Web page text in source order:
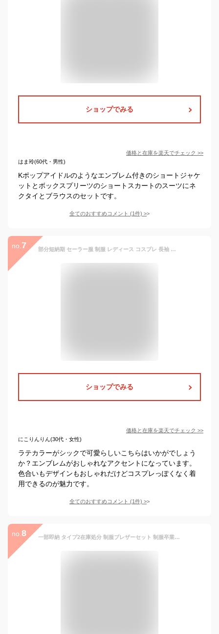
ショップでみる
価格と在庫を楽天でチェック >>
はま玲(60代・男性)
Kポップアイドルのようなエンブレム付きのショートジャケ
ットとボックスプリーツのショートスカートのスーツにネ
クタイとブラウスのセットです。
全てのおすすめコメント (1件) >
no. 7 部分短納期 セーラー服 制服 レディース コスプレ 長袖 半袖 リボン付き セーラー服 大きいサイズ衣装 仮装 学生服 コスチューム 茶色 上下セット 女子制服 JK制服 高校生 可愛い 学園祭 コスプレ衣装 大人 ハロウィン プレゼント 20代 30代 40代 50代
ショップでみる
価格と在庫を楽天でチェック >>
にこりんりん(30代・女性)
ラテカラーがシックで可愛らしいこちらはいかがでしょう
か？エンブレムがおしゃれなアクセントになっています。
色合いもデザインもおしゃれだけどコスプレっぽくなく着
用できるのが魅力です。
全てのおすすめコメント (1件) >
no. 8 一部即納 タイプ2在庫処分 制服ブレザーセット 制服卒業式スーツ 卒業式入学式ブレザースーツ 学生服 上下セッ【入学式】【男の子/女の子】スーツ【制服】【フォーマル】ブレザー5点セット[ブレザー＋長袖シャツ＋スカート/ズボン＋ネクタイ/リボン＋バッジ] タイプ2 S-3XL